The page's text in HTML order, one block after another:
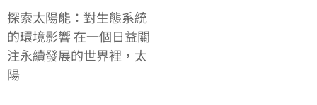
探索太陽能：對生態系統
的環境影響 在一個日益關
注永續發展的世界裡，太
陽